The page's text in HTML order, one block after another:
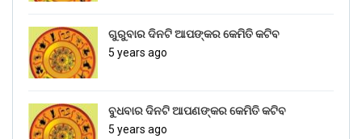
ଗୁରୁବାର ଦିନଟି ଆପଙ୍କର କେମିତି କଟିବ
5 years ago
ବୁଧବାର ଦିନଟି ଆପଣଙ୍କର କେମିତି କଟିବ
5 years ago